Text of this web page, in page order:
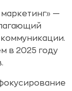
—
в 2025 году